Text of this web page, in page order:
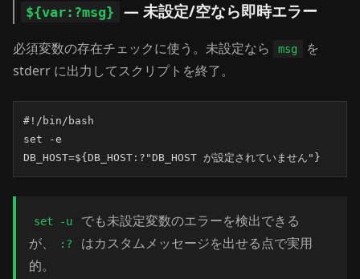
${var:?msg} — 未設定/空なら即時エラー
必須変数の存在チェックに使う。未設定なら msg
を
stderr に出力してスクリプトを終了。
#!/bin/bash
set -e
DB_HOST=${DB_HOST:?"DB_HOST が設定されていません"}
set -u
でも未設定変数のエラーを検出できる
が、
:?
はカスタムメッセージを出せる点で実用
的。